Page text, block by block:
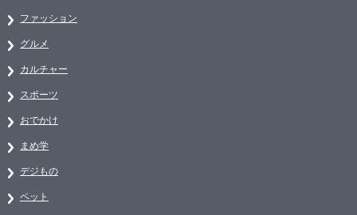
ファッション
グルメ
カルチャー
スポーツ
おでかけ
まめ学
デジもの
ペット